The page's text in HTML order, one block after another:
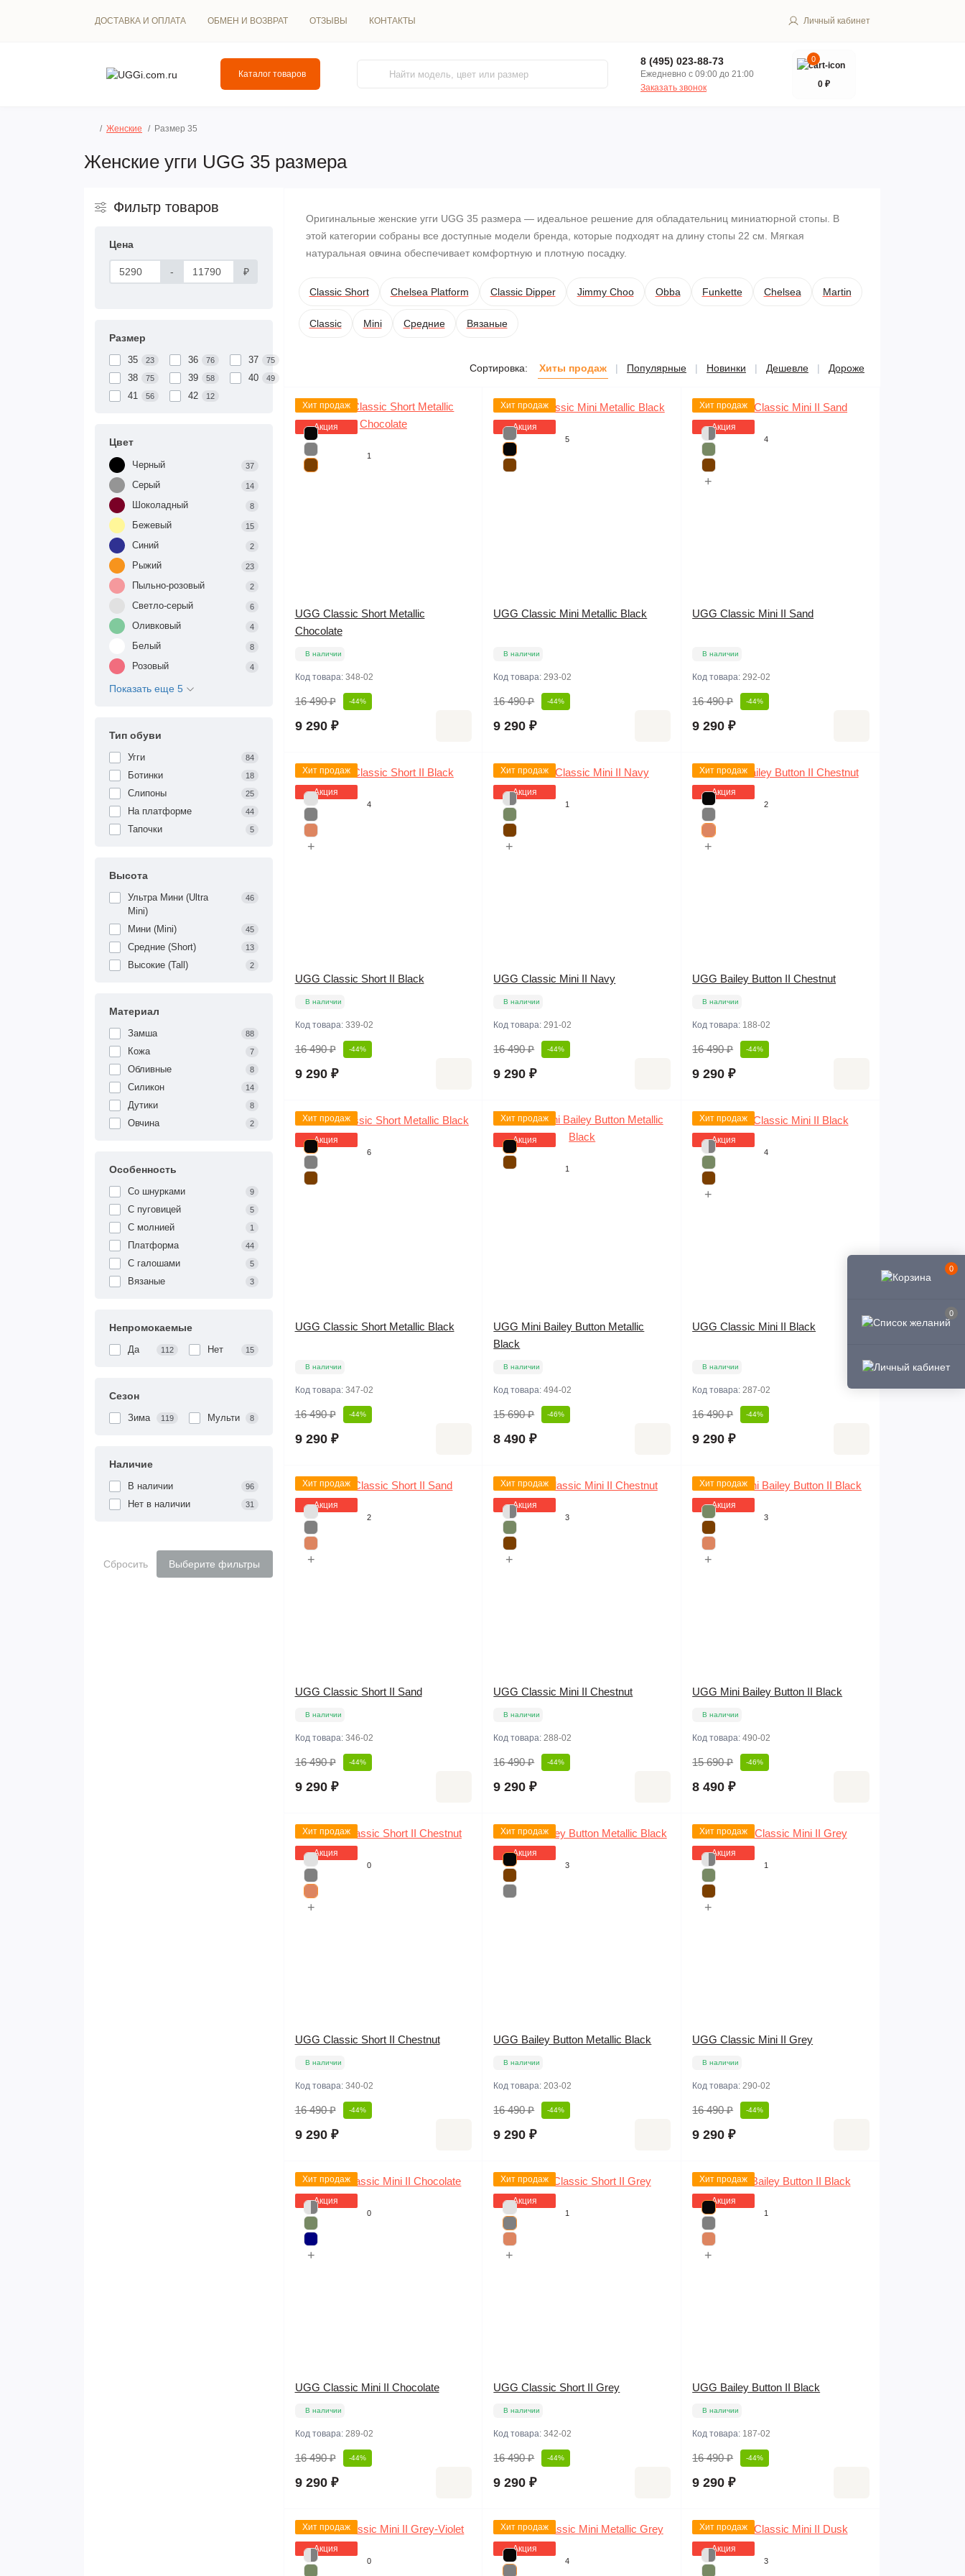
0
0
ДОСТАВКА И ОПЛАТА ОБМЕН И ВОЗВРАТ ОТЗЫВЫ КОНТАКТЫ Личный кабинет
Каталог товаров
8 (495) 023-88-73
Ежедневно с 09:00 до 21:00
Заказать звонок
0
0 ₽
Женские Размер 35
Женские угги UGG 35 размера
Фильтр товаров
Цена
- ₽
Размер
35 23 36 76 37 75
38 75 39 58 40 49
41 56 42 12
Цвет
Черный 37
Серый 14
Шоколадный 8
Бежевый 15
Синий 2
Рыжий 23
Пыльно-розовый 2
Светло-серый 6
Оливковый 4
Белый 8
Розовый 4
Показать еще 5
Тип обуви
Угги 84
Ботинки 18
Слипоны 25
На платформе 44
Тапочки 5
Высота
Ультра Мини (Ultra
Mini)
46
Мини (Mini) 45
Средние (Short) 13
Высокие (Tall) 2
Материал
Замша 88
Кожа 7
Обливные 8
Силикон 14
Дутики 8
Овчина 2
Особенность
Со шнурками 9
С пуговицей 5
С молнией 1
Платформа 44
С галошами 5
Вязаные 3
Непромокаемые
Да 112 Нет 15
Сезон
Зима 119 Мульти 8
Наличие
В наличии 96
Нет в наличии 31
Сбросить Выберите фильтры
Оригинальные женские угги UGG 35 размера — идеальное решение для обладательниц миниатюрной стопы. В
этой категории собраны все доступные модели бренда, которые подходят на длину стопы 22 см. Мягкая
натуральная овчина обеспечивает комфортную и плотную посадку.
Classic Short Chelsea Platform Classic Dipper Jimmy Choo Obba Funkette Chelsea Martin
Classic Mini Средние Вязаные
Сортировка: Хиты продаж | Популярные | Новинки | Дешевле | Дороже
Хит продаж
Акция
1
UGG Classic Short Metallic
Chocolate
В наличии
Код товара: 348-02
16 490 ₽ -44%
9 290 ₽
Хит продаж
Акция
5
UGG Classic Mini Metallic Black
В наличии
Код товара:293-02
16 490 ₽ -44%
9 290 ₽
+
Хит продаж
Акция
4
UGG Classic Mini II Sand
В наличии
Код товара:292-02
16 490 ₽ -44%
9 290 ₽
+
Хит продаж
Акция
4
UGG Classic Short II Black
В наличии
Код товара: 339-02
16 490 ₽ -44%
9 290 ₽
+
Хит продаж
Акция
1
UGG Classic Mini II Navy
В наличии
Код товара:291-02
16 490 ₽ -44%
9 290 ₽
+
Хит продаж
Акция
2
UGG Bailey Button II Chestnut
В наличии
Код товара: 188-02
16 490 ₽ -44%
9 290 ₽
Хит продаж
Акция
6
UGG Classic Short Metallic Black
В наличии
Код товара: 347-02
16 490 ₽ -44%
9 290 ₽
Хит продаж
Акция
1
UGG Mini Bailey Button Metallic
Black
В наличии
Код товара:494-02
15 690 ₽ -46%
8 490 ₽
+
Хит продаж
Акция
4
UGG Classic Mini II Black
В наличии
Код товара:287-02
16 490 ₽ -44%
9 290 ₽
+
Хит продаж
Акция
2
UGG Classic Short II Sand
В наличии
Код товара: 346-02
16 490 ₽ -44%
9 290 ₽
+
Хит продаж
Акция
3
UGG Classic Mini II Chestnut
В наличии
Код товара:288-02
16 490 ₽ -44%
9 290 ₽
+
Хит продаж
Акция
3
UGG Mini Bailey Button II Black
В наличии
Код товара:490-02
15 690 ₽ -46%
8 490 ₽
+
Хит продаж
Акция
0
UGG Classic Short II Chestnut
В наличии
Код товара: 340-02
16 490 ₽ -44%
9 290 ₽
Хит продаж
Акция
3
UGG Bailey Button Metallic Black
В наличии
Код товара:203-02
16 490 ₽ -44%
9 290 ₽
+
Хит продаж
Акция
1
UGG Classic Mini II Grey
В наличии
Код товара:290-02
16 490 ₽ -44%
9 290 ₽
+
Хит продаж
Акция
0
UGG Classic Mini II Chocolate
В наличии
Код товара: 289-02
16 490 ₽ -44%
9 290 ₽
+
Хит продаж
Акция
1
UGG Classic Short II Grey
В наличии
Код товара:342-02
16 490 ₽ -44%
9 290 ₽
+
Хит продаж
Акция
1
UGG Bailey Button II Black
В наличии
Код товара: 187-02
16 490 ₽ -44%
9 290 ₽
Хит продаж
Акция
0
Хит продаж
Акция
4
Хит продаж
Акция
3